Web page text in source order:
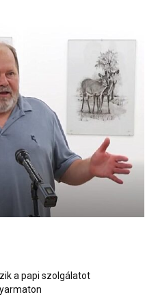
a papi szolgálatot